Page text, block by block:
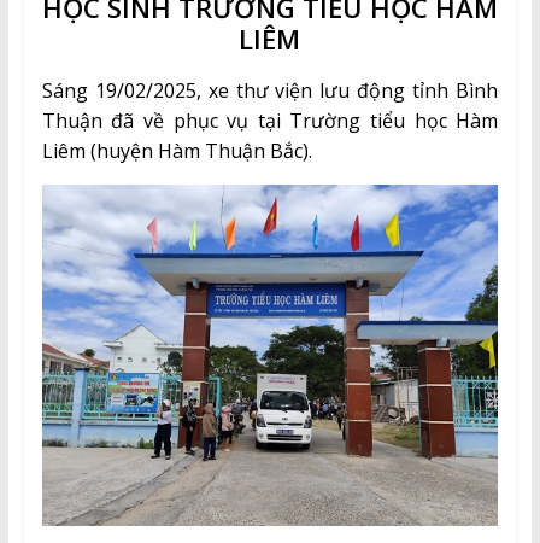
LIÊM
Sáng 19/02/2025, xe thư viện lưu động tỉnh Bình
Thuận đã về phục vụ tại Trường tiểu học Hàm
Liêm (huyện Hàm Thuận Bắc).